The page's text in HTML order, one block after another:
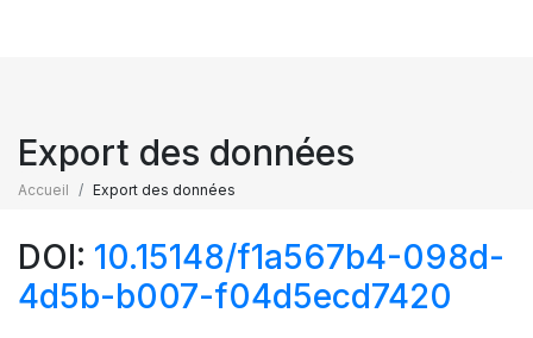
Export des données
Accueil Export des données
DOI: 10.15148/f1a567b4-098d-
4d5b-b007-f04d5ecd7420